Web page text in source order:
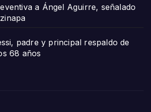
a Ángel Aguirre, señalado
padre y principal respaldo de
68 años